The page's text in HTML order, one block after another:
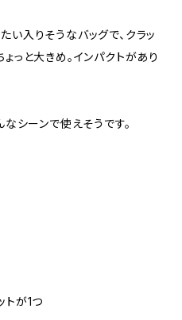
入りそうなバッグで、クラッ
っと大きめ。インパクトがあり
なシーンで使えそうです。
トが1つ